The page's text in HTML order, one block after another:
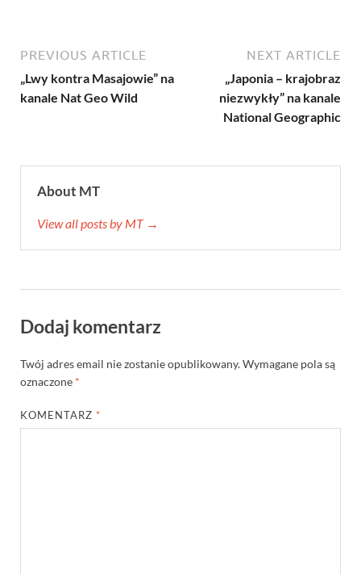
PREVIOUS ARTICLE
„Lwy kontra Masajowie” na
kanale Nat Geo Wild
NEXT ARTICLE
„Japonia – krajobraz
niezwykły” na kanale
National Geographic
About MT
View all posts by MT →
Dodaj komentarz
Twój adres email nie zostanie opublikowany.Wymagane pola są
oznaczone *
KOMENTARZ *